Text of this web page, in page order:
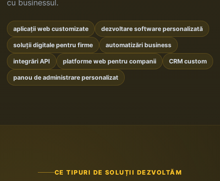
cu businessul.
aplicații web customizate dezvoltare software personalizată
soluții digitale pentru firme automatizări business
integrări API platforme web pentru companii CRM custom
panou de administrare personalizat
CE TIPURI DE SOLUȚII DEZVOLTĂM